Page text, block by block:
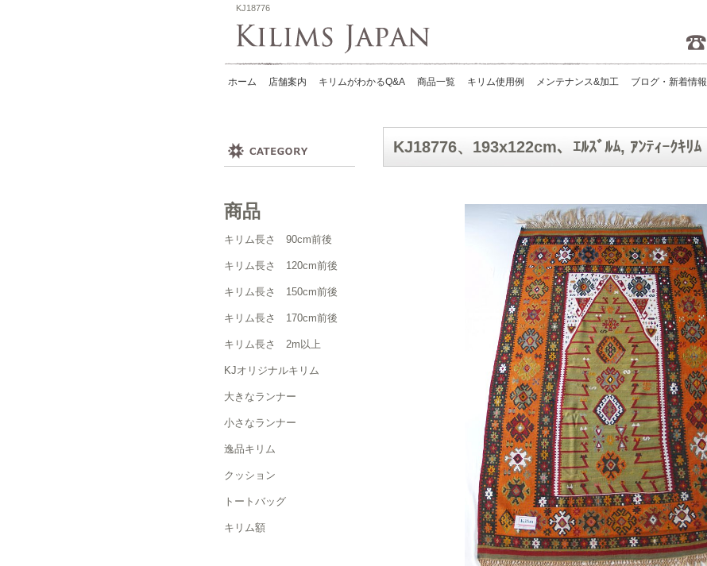
KJ18776
ホーム 店舗案内 キリムがわかるQ&A 商品一覧 キリム使用例 メンテナンス&加工 ブログ・新着情報
商品
キリム長さ 90cm前後
キリム長さ 120cm前後
キリム長さ 150cm前後
キリム長さ 170cm前後
キリム長さ 2m以上
KJオリジナルキリム
大きなランナー
小さなランナー
逸品キリム
クッション
トートバッグ
キリム額
KJ18776、193x122cm、ｴﾙｽﾞﾙﾑ, ｱﾝﾃｨｰｸｷﾘﾑ